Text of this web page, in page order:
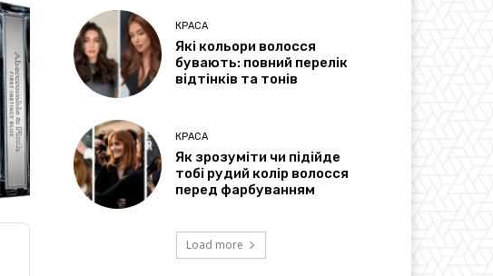
КРАСА
Які кольори волосся
бувають: повний перелік
відтінків та тонів
КРАСА
Як зрозуміти чи підійде
тобі рудий колір волосся
перед фарбуванням
Load more